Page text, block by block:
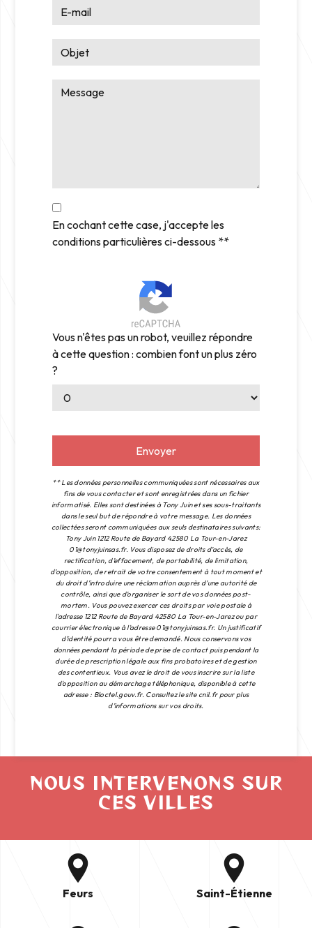
En cochant cette case, j'accepte les
conditions particulières ci-dessous **
Vous n'êtes pas un robot, veuillez répondre
à cette question : combien font un plus zéro
?
Envoyer
** Les données personnelles communiquées sont nécessaires aux
fins de vous contacter et sont enregistrées dans un fichier
informatisé. Elles sont destinées à Tony Juin et ses sous-traitants
dans le seul but de répondre à votre message. Les données
collectées seront communiquées aux seuls destinataires suivants:
Tony Juin 1212 Route de Bayard 42580 La Tour-en-Jarez
01@tonyjuinsas.fr. Vous disposez de droits d’accès, de
rectification, d’effacement, de portabilité, de limitation,
d’opposition, de retrait de votre consentement à tout moment et
du droit d’introduire une réclamation auprès d’une autorité de
contrôle, ainsi que d’organiser le sort de vos données post-
mortem. Vous pouvez exercer ces droits par voie postale à
l'adresse 1212 Route de Bayard 42580 La Tour-en-Jarez ou par
courrier électronique à l'adresse 01@tonyjuinsas.fr. Un justificatif
d'identité pourra vous être demandé. Nous conservons vos
données pendant la période de prise de contact puis pendant la
durée de prescription légale aux fins probatoires et de gestion
des contentieux. Vous avez le droit de vous inscrire sur la liste
d'opposition au démarchage téléphonique, disponible à cette
adresse : Bloctel.gouv.fr. Consultez le site cnil.fr pour plus
d’informations sur vos droits.
NOUS INTERVENONS SUR
CES VILLES
Feurs Saint-Étienne